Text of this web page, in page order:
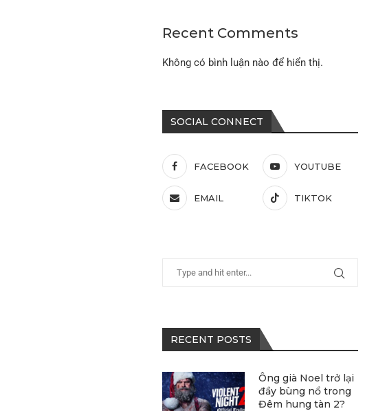
Recent Comments
Không có bình luận nào để hiển thị.
SOCIAL CONNECT
FACEBOOK YOUTUBE
EMAIL TIKTOK
RECENT POSTS
Ông già Noel trở lại
đầy bùng nổ trong
Đêm hung tàn 2?